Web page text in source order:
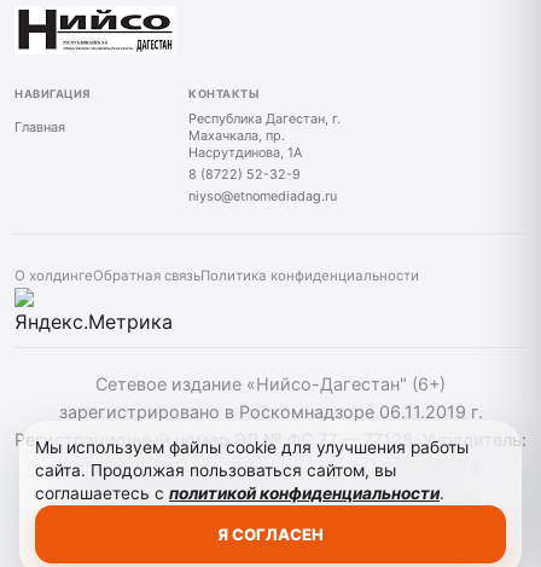
НАВИГАЦИЯ
Главная
КОНТАКТЫ
Республика Дагестан, г.
Махачкала, пр.
Насрутдинова, 1А
8 (8722) 52-32-9
niyso@etnomediadag.ru
О холдингеОбратная связьПолитика конфиденциальности
Сетевое издание «Нийсо-Дагестан" (6+)
зарегистрировано в Роскомнадзоре 06.11.2019 г.
Регистрационный номер ЭЛ № ФС 77 — 77128. Учредитель:
ГОСУДАРСТВЕННОЕ БЮДЖЕТНОЕ УЧРЕЖДЕНИЕ
РЕСПУБЛИКИ ДАГЕСТАН "ЭТНОМЕДИАХОЛДИНГ
Мы используем файлы cookie для улучшения работы
сайта. Продолжая пользоваться сайтом, вы
соглашаетесь с политикой конфиденциальности.
Я СОГЛАСЕН